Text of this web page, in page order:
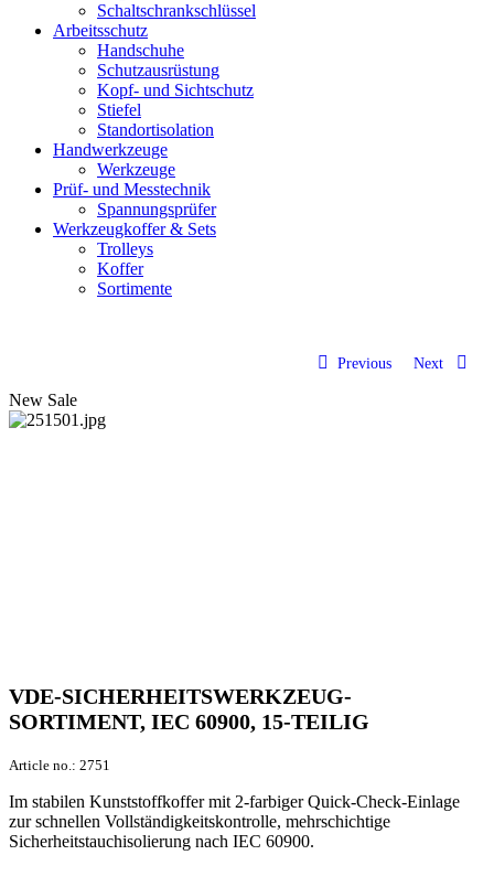
Schaltschrankschlüssel
Arbeitsschutz
Handschuhe
Schutzausrüstung
Kopf- und Sichtschutz
Stiefel
Standortisolation
Handwerkzeuge
Werkzeuge
Prüf- und Messtechnik
Spannungsprüfer
Werkzeugkoffer & Sets
Trolleys
Koffer
Sortimente
Previous Next
New Sale
VDE-SICHERHEITSWERKZEUG-
SORTIMENT, IEC 60900, 15-TEILIG
Article no.: 2751
Im stabilen Kunststoffkoffer mit 2-farbiger Quick-Check-Einlage
zur schnellen Vollständigkeitskontrolle, mehrschichtige
Sicherheitstauchisolierung nach IEC 60900.